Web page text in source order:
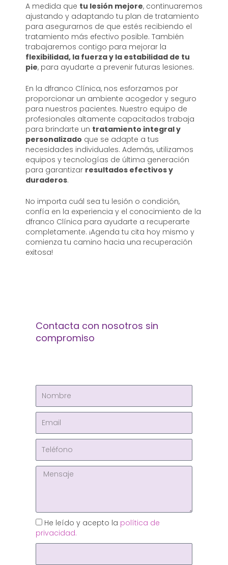
A medida que tu lesión mejore, continuaremos
ajustando y adaptando tu plan de tratamiento
para asegurarnos de que estés recibiendo el
tratamiento más efectivo posible. También
trabajaremos contigo para mejorar la
flexibilidad, la fuerza y la estabilidad de tu
pie, para ayudarte a prevenir futuras lesiones.
En la dfranco Clínica, nos esforzamos por
proporcionar un ambiente acogedor y seguro
para nuestros pacientes. Nuestro equipo de
profesionales altamente capacitados trabaja
para brindarte un tratamiento integral y
personalizado que se adapte a tus
necesidades individuales. Además, utilizamos
equipos y tecnologías de última generación
para garantizar resultados efectivos y
duraderos.
No importa cuál sea tu lesión o condición,
confía en la experiencia y el conocimiento de la
dfranco Clínica para ayudarte a recuperarte
completamente. ¡Agenda tu cita hoy mismo y
comienza tu camino hacia una recuperación
exitosa!
Contacta con nosotros sin
compromiso
He leído y acepto la política de
privacidad.